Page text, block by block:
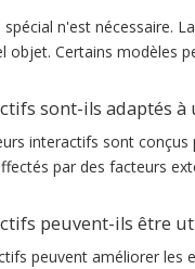
n'est nécessaire.
objet. Certains modèles
sont-ils adaptés
interactifs sont
par des facteurs
peuvent-ils être
peuvent améliorer les